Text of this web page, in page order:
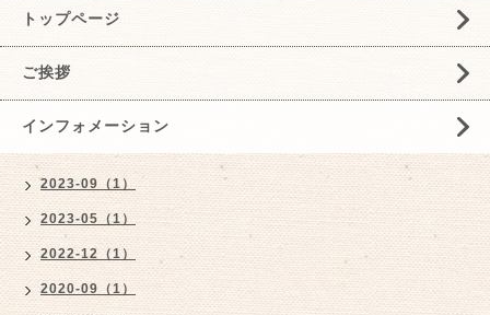
トップページ
ご挨拶
インフォメーション
2023-09（1）
2023-05（1）
2022-12（1）
2020-09（1）